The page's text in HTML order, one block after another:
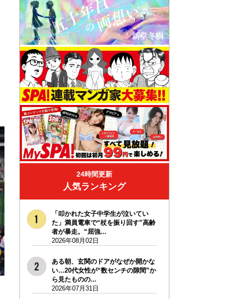
24時間更新
人気ランキング
「叩かれた女子中学生が泣いてい
た」満員電車で“杖を振り回す”高齢
者が暴走。“屈強...
2026年08月02日
ある朝、玄関のドアがなぜか開かな
い…20代女性が“数センチの隙間”か
ら見たものの...
2026年07月31日